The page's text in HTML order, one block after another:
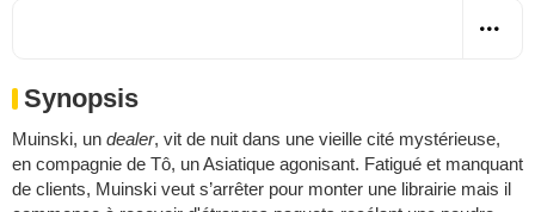
Synopsis
Muinski, un dealer, vit de nuit dans une vieille cité mystérieuse,
en compagnie de Tô, un Asiatique agonisant. Fatigué et manquant
de clients, Muinski veut s’arrêter pour monter une librairie mais il